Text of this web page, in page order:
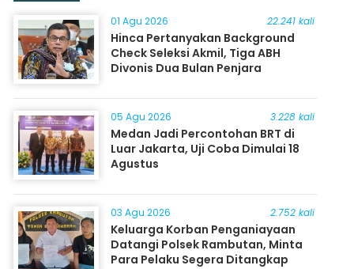
01 Agu 2026 22.241 kali
Hinca Pertanyakan Background
Check Seleksi Akmil, Tiga ABH
Divonis Dua Bulan Penjara
05 Agu 2026 3.228 kali
Medan Jadi Percontohan BRT di
Luar Jakarta, Uji Coba Dimulai 18
Agustus
03 Agu 2026 2.752 kali
Keluarga Korban Penganiayaan
Datangi Polsek Rambutan, Minta
Para Pelaku Segera Ditangkap